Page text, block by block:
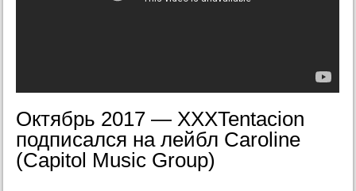
Октябрь 2017 — XXXTentacion
подписался на лейбл Caroline
(Capitol Music Group)